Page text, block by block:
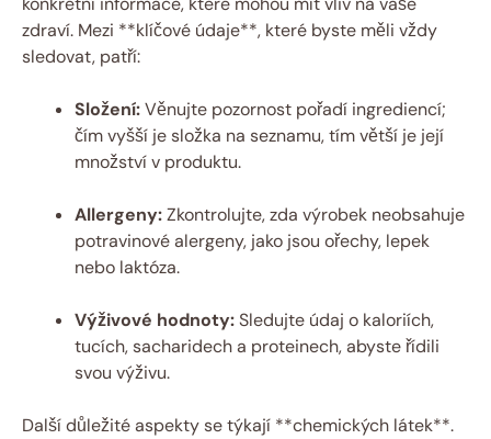
zdraví. Mezi **klíčové údaje**, které byste měli vždy
sledovat, patří:
Složení:Věnujte pozornost pořadí ingrediencí;
čím vyšší je složka na seznamu, tím větší je její
množství v produktu.
Allergeny:Zkontrolujte, zda výrobek neobsahuje
potravinové alergeny, jako jsou ořechy, lepek
nebo laktóza.
Výživové hodnoty:Sledujte údaj o kaloriích,
tucích, sacharidech a proteinech, abyste řídili
svou výživu.
Další důležité aspekty se týkají **chemických látek**.